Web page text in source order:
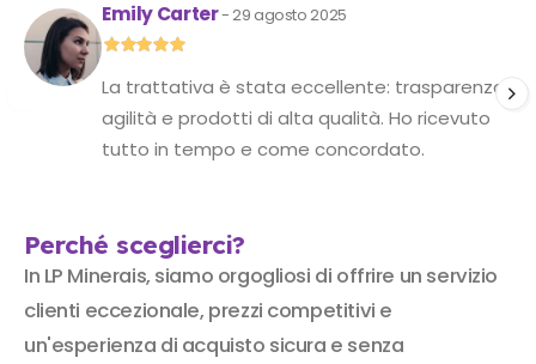
Emily Carter- 29 agosto 2025
La trattativa è stata eccellente: trasparenza,
agilità e prodotti di alta qualità. Ho ricevuto
tutto in tempo e come concordato.
Perché sceglierci?
In LP Minerais, siamo orgogliosi di offrire un servizio
clienti eccezionale, prezzi competitivi e
un'esperienza di acquisto sicura e senza